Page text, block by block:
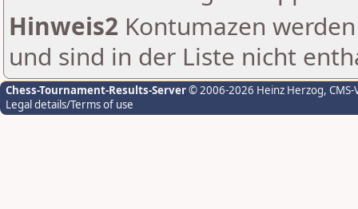
Hinweis2 Kontumazen
und sind in der Liste nicht
Chess-Tournament-Results-Server© 2006-2026 Heinz Herzog,
Legal details/Terms of use